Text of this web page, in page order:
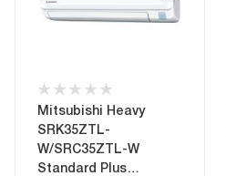
Mitsubishi Heavy
SRK35ZTL-
W/SRC35ZTL-W
Standard Plus